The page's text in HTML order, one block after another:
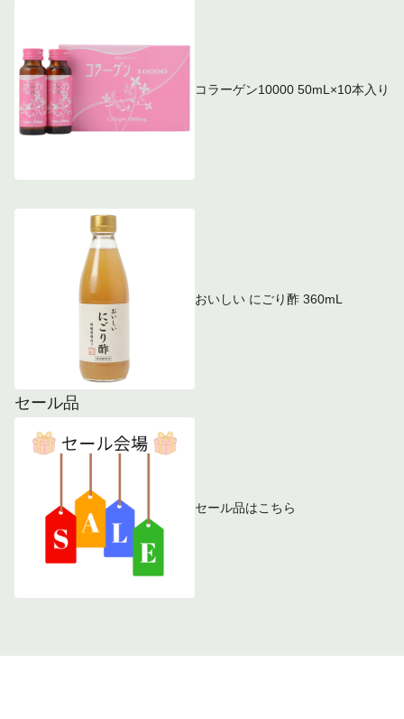
コラーゲン10000 50mL×10本入り
おいしい にごり酢 360mL
セール品
セール品はこちら